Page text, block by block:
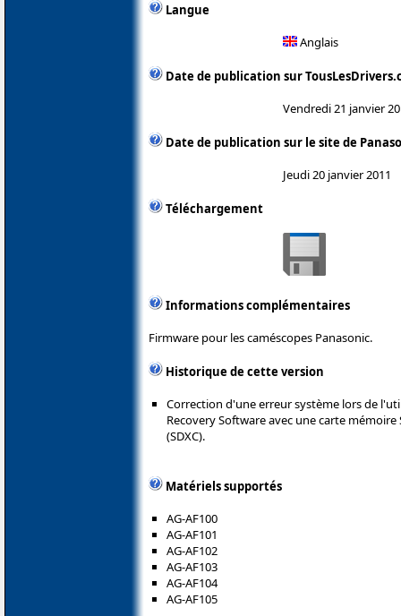
Langue
Anglais
Date de publication sur
Vendredi 21 janvier
Date de publication sur le site de
Jeudi 20 janvier 2011
Téléchargement
Informations complémentaires
Firmware pour les caméscopes Panasonic.
Historique de cette version
Correction d'une erreur système lors de
Recovery Software avec une carte
(SDXC).
Matériels supportés
AG-AF100
AG-AF101
AG-AF102
AG-AF103
AG-AF104
AG-AF105